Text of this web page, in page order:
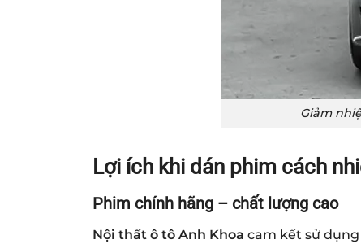
Giảm
Lợi ích khi dán phim cách
Phim chính hãng – chất lượng cao
Nội thất ô tô Anh Khoa cam kết sử